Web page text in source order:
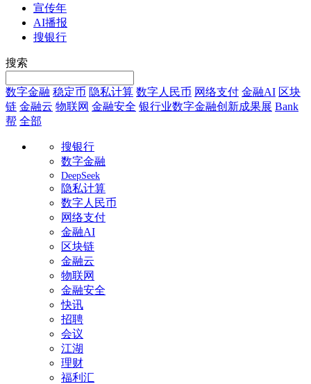
宣传年
AI播报
搜银行
搜索
数字金融 稳定币 隐私计算 数字人民币 网络支付 金融AI 区块
链 金融云 物联网 金融安全 银行业数字金融创新成果展 Bank
帮 全部
搜银行
数字金融
DeepSeek
隐私计算
数字人民币
网络支付
金融AI
区块链
金融云
物联网
金融安全
快讯
招聘
会议
江湖
理财
福利汇